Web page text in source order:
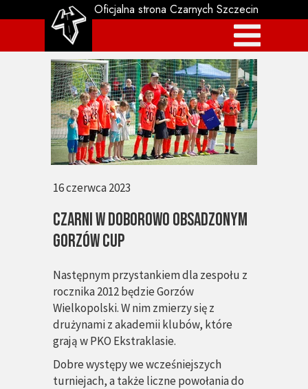
Następnym przystankiem dla zespołu z
rocznika 2012 będzie Gorzów
Wielkopolski. W nim zmierzy się z
drużynami z akademii klubów, które
grają w PKO Ekstraklasie.
Dobre występy we wcześniejszych
turniejach, a także liczne powołania do
CZARNI W DOBOROWO OBSADZONYM
GoRZÓW CUP
16 czerwca 2023
Oficjalna strona Czarnych Szczecin